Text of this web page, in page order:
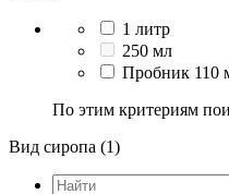
1 литр
250 мл
Пробник 110
По этим критериям
Вид сиропа (1)